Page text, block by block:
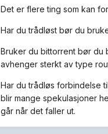
Det er flere ting som kan
Har du trådløst bør du
Bruker du bittorrent bør du
avhenger sterkt av type
Har du trådløs forbindelse
blir mange spekulasjoner
går når det faller ut.